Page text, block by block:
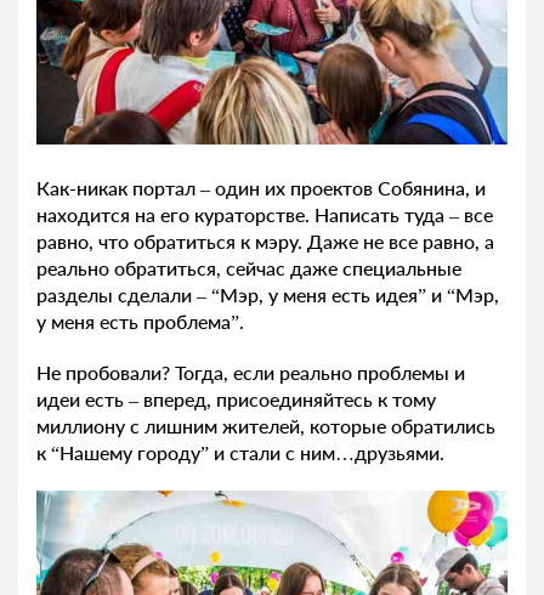
Как-никак портал – один их проектов Собянина, и
находится на его кураторстве. Написать туда – все
равно, что обратиться к мэру. Даже не все равно, а
реально обратиться, сейчас даже специальные
разделы сделали – “Мэр, у меня есть идея” и “Мэр,
у меня есть проблема”.
Не пробовали? Тогда, если реально проблемы и
идеи есть – вперед, присоединяйтесь к тому
миллиону с лишним жителей, которые обратились
к “Нашему городу” и стали с ним…друзьями.